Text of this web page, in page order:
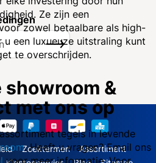
Ze zijn een
zowel betaalbare als high-
een luxueuze uitstraling kunt
te overschrijden.
showroom &
met ons op
tegels in levende
. Heeft u vragen? Email ons
Inschrijven
Zoektermen
Assortiment